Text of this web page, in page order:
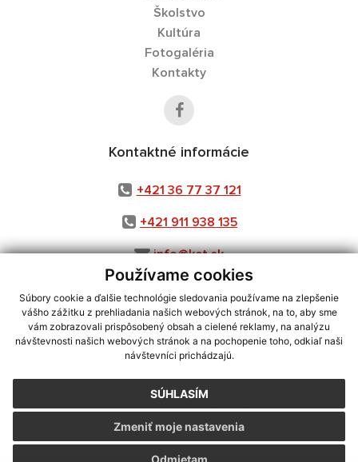
Používame cookies
Súbory cookie a ďalšie technológie sledovania používame na zlepšenie
vášho zážitku z prehliadania našich webových stránok, na to, aby sme
vám zobrazovali prispôsobený obsah a cielené reklamy, na analýzu
návštevnosti našich webových stránok a na pochopenie toho, odkiaľ naši
návštevníci prichádzajú.
SÚHLASÍM
Zmeniť moje nastavenia
Školstvo
Kultúra
Fotogaléria
Kontakty
Kontaktné informácie
+421 36 77 37 121
+421 911 938 135
info@ket.sk
využite možnosť získavania aktuálnych informácií s využitím RSS
CMS systém (redakčný) systém ECHELON 2,Mapa stránok,web portál
webex.digital, s.r.o.,domény,registrácia domény
Posledná aktualizácia:06.08.2026
Vytlačiť stránku|Vyhlásenie o prístupnosti